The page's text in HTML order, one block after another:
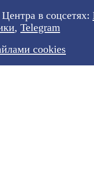
в соцсетях:
, Telegram
cookies